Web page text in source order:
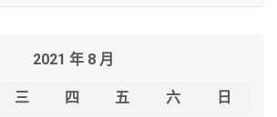
2021 年 8 月
三 四 五 六
日